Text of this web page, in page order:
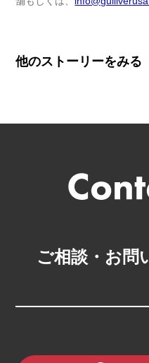
他のストーリーをみる
ご相談・お問